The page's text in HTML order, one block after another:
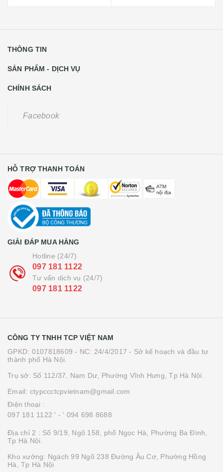
THÔNG TIN
SẢN PHẨM - DỊCH VỤ
CHÍNH SÁCH
Facebook
HỖ TRỢ THANH TOÁN
GIẢI ĐÁP MUA HÀNG
Hotline (24/7)
097 181 1122
Tư vấn dịch vụ (24/7)
097 181 1122
CÔNG TY TNHH TCP VIỆT NAM
GPKD: 0107818609 - NC: 24/4/2017 - Sở kế hoạch và đầu tư
thành phố Hà Nội.
Trụ sở: Số 112/37, Nam Dư, Phường Vĩnh Hưng, Tp Hà Nội.
Email: ctypccctcpvietnam@gmail.com
Điện thoại :
097 181 1122 ' - ' 094 698 8688
Địa chỉ 2 : Số 9/19, Ngõ 158, phố Ngọc Hà, Phường Ba Đình,
Tp Hà Nội.
Kho xưởng: Ngách 99 Ngõ 238 Đường Âu Cơ, Phường Hồng
Hà, Tp Hà Nội